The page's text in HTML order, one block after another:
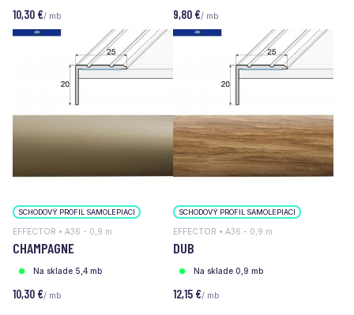
10,30 €/ mb 9,80 €/ mb
SCHODOVÝ PROFIL SAMOLEPIACI
EFFECTOR • A36 - 0,9 m
CHAMPAGNE
Na sklade 5,4 mb
10,30 €/ mb
SCHODOVÝ PROFIL SAMOLEPIACI
EFFECTOR • A36 - 0,9 m
DUB
Na sklade 0,9 mb
12,15 €/ mb